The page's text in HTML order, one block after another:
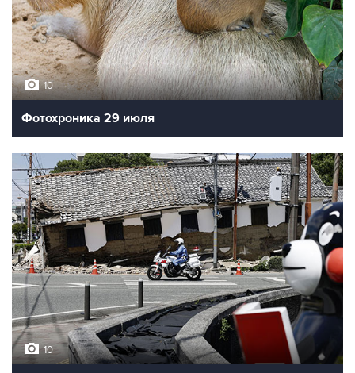
10
Фотохроника 29 июля
10